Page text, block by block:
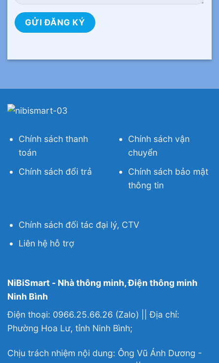
Chính sách thanh
toán
Chính sách đổi trả
Chính sách vận
chuyển
Chính sách bảo mật
thông tin
Chính sách đối tác đại lý, CTV
Liên hệ hỗ trợ
NiBiSmart - Nhà thông minh, Điện thông minh
Ninh Bình
Điện thoại: 0966.25.66.26 (Zalo) || Địa chỉ:
Phường Hoa Lư, tỉnh Ninh Bình;
Chịu trách nhiệm nội dung: Ông Vũ Ánh Dương -